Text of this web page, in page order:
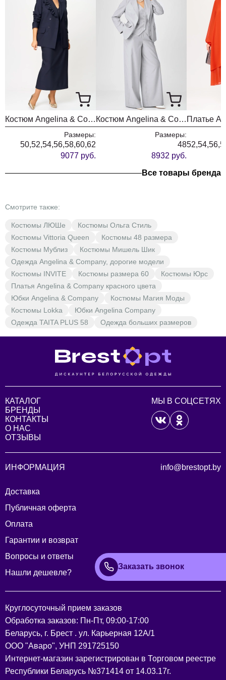
Костюм Angelina & Company 1280
Размеры:
50,52,54,56,58,60,62
9077 руб.
Костюм Angelina & Company 1214
Размеры:
48
8932 руб.
Все товары бренда
Смотрите также:
Костюмы ЛЮШе
Костюмы Ольга Стиль
Костюмы Vittoria Queen
Костюмы 48 размера
Костюмы Мублиз
Костюмы Мишель Шик
Одежда Angelina & Company, дорогие модели
Костюмы INVITE
Костюмы размера 60
Костюмы Юрс
Платья Angelina & Company красного цвета
Юбки Angelina & Company
Костюмы Магия Моды
Костюмы Lokka
Юбки Angelina Company
Одежда TAITA PLUS 58
Одежда больших размеров
КАТАЛОГ
БРЕНДЫ
КОНТАКТЫ
О НАС
ОТЗЫВЫ
МЫ В СОЦСЕТЯХ
ИНФОРМАЦИЯ
Доставка
Публичная оферта
Оплата
Гарантии и возврат
Вопросы и ответы
Нашли дешевле?
info@brestopt.by
Заказать звонок
Круглосуточный прием заказов
Обработка заказов: Пн-Пт, 09:00-17:00
Беларусь, г. Брест . ул. Карьерная 12А/1
ООО "Аваро", УНП 291725150
Интернет-магазин зарегистрирован в Торговом реестре
Республики Беларусь №371414 от 14.03.17г.